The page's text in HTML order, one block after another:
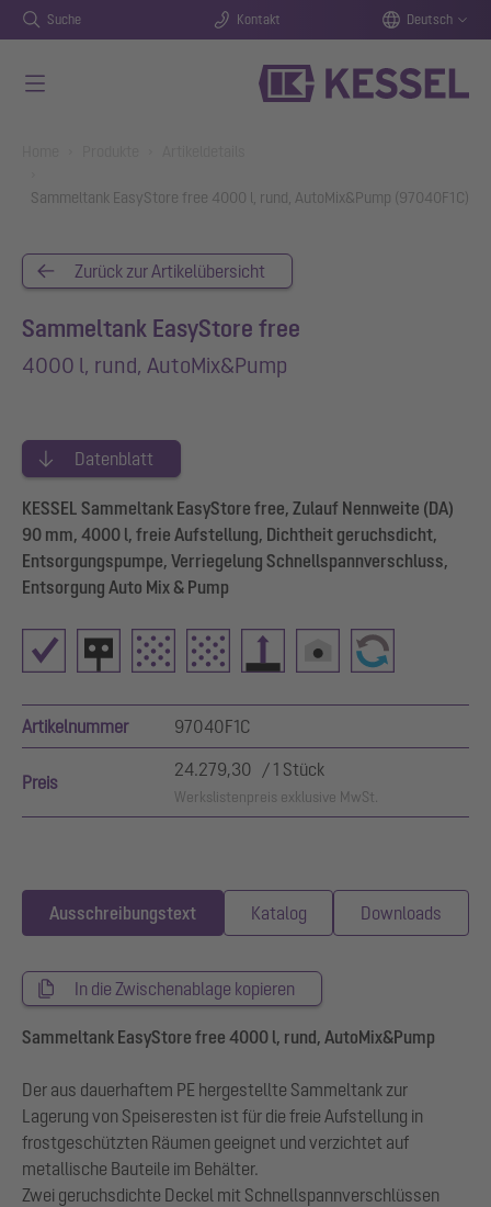
Suche Kontakt Deutsch
Sammeltank EasyStore free 4000 l, rund, AutoMix&Pump (97040F1C)
Zurück zur Artikelübersicht
Sammeltank EasyStore free
4000 l, rund, AutoMix&Pump
Datenblatt
KESSEL Sammeltank EasyStore free, Zulauf Nennweite (DA)
90 mm, 4000 l, freie Aufstellung, Dichtheit geruchsdicht,
Entsorgungspumpe, Verriegelung Schnellspannverschluss,
Entsorgung Auto Mix & Pump
Artikelnummer 97040F1C
Preis
24.279,30 / 1 Stück
Werkslistenpreis exklusive MwSt.
Ausschreibungstext Katalog Downloads
In die Zwischenablage kopieren
Sammeltank EasyStore free 4000 l, rund, AutoMix&Pump
Der aus dauerhaftem PE hergestellte Sammeltank zur
Lagerung von Speiseresten ist für die freie Aufstellung in
frostgeschützten Räumen geeignet und verzichtet auf
metallische Bauteile im Behälter.
Zwei geruchsdichte Deckel mit Schnellspannverschlüssen